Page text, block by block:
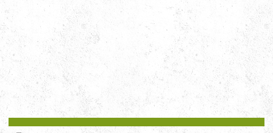
reaktivieren, anti churn -